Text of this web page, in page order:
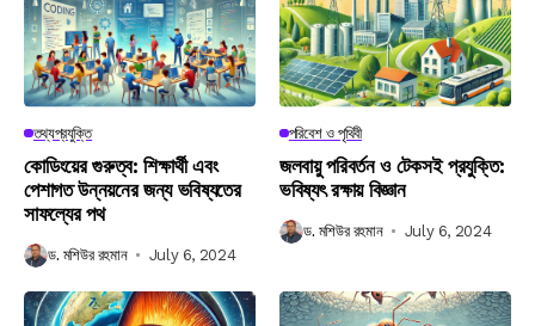
তথ্যপ্রযুক্তি
কোডিংয়ের গুরুত্ব: শিক্ষার্থী এবং
পেশাগত উন্নয়নের জন্য ভবিষ্যতের
সাফল্যের পথ
ড. মশিউর রহমান July 6, 2024
পরিবেশ ও পৃথিবী
জলবায়ু পরিবর্তন ও টেকসই প্রযুক্তি:
ভবিষ্যৎ রক্ষায় বিজ্ঞান
ড. মশিউর রহমান July 6, 2024